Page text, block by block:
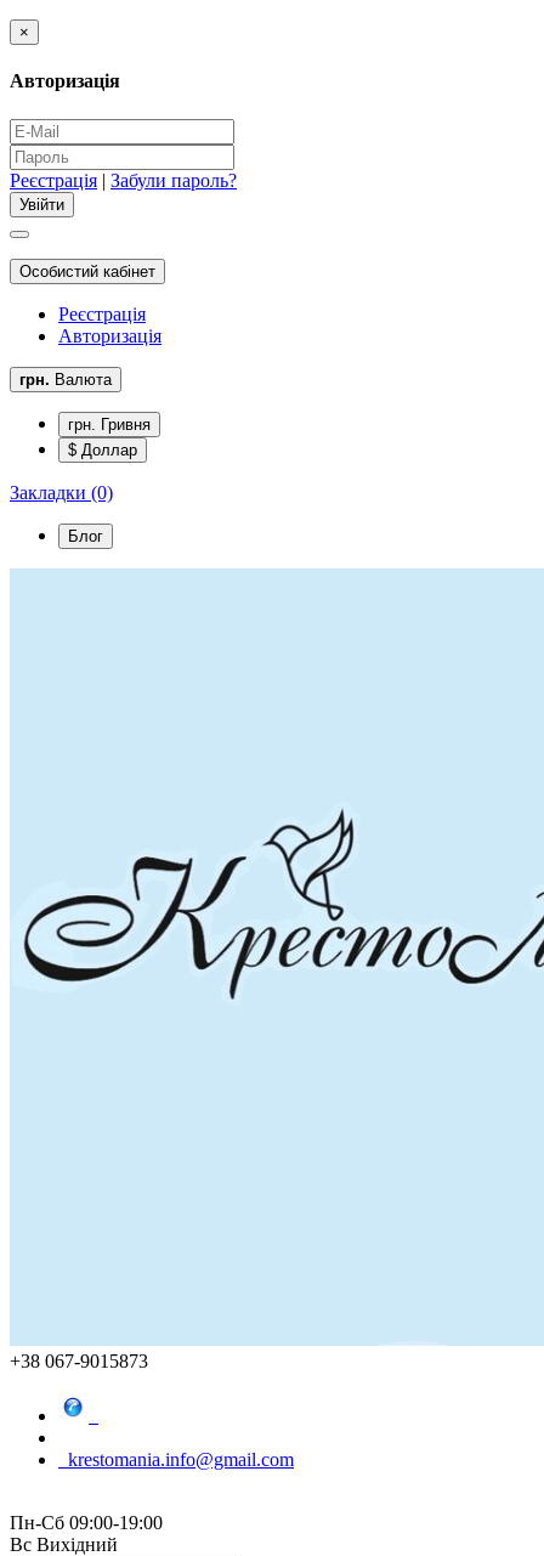
×
Авторизація
Реєстрація | Забули пароль?
Особистий кабінет
Реєстрація
Авторизація
грн. Валюта
грн. Гривня
$ Доллар
Закладки (0)
Блог
+38 067-9015873
krestomania.info@gmail.com
Пн-Сб 09:00-19:00
Вс Вихідний